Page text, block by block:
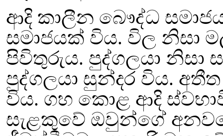
ආදි කාලීන බෞද්ධ
සමාජයක් විය. විල නිසා
පිවිතුරුය. පුද්ගලයා නිසා
පුද්ගලයා සුන්දර විය. අතීත
විය. ගහ කොළ ආදි
සැළකුවේ ඔවුන්ගේ